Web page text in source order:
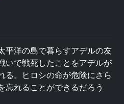
平洋の島で暮らすアデルの友
いで戦死したことをアデルが
る。ヒロシの命が危険にさら
忘れることができるだろう